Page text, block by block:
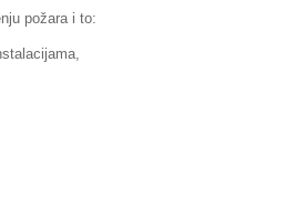
požara i to: